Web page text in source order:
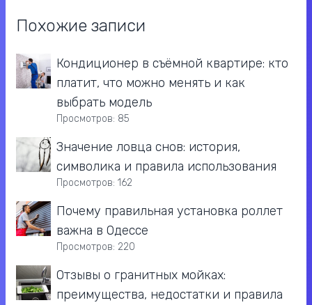
Похожие записи
Кондиционер в съёмной квартире: кто
платит, что можно менять и как
выбрать модель
Просмотров: 85
Значение ловца снов: история,
символика и правила использования
Просмотров: 162
Почему правильная установка роллет
важна в Одессе
Просмотров: 220
Отзывы о гранитных мойках:
преимущества, недостатки и правила